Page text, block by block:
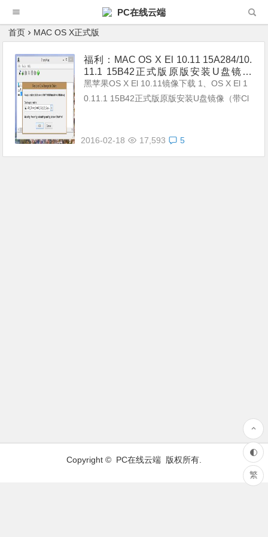
PC在线云端
首页 MAC OS X正式版
福利：MAC OS X El 10.11 15A284/10.
11.1 15B42正式版原版安装U盘镜像
（带Clover引导）
黑苹果OS X El 10.11镜像下载 1、OS X El 1
0.11.1 15B42正式版原版安装U盘镜像（带Cl
2016-02-18
17,593 5
Copyright © PC在线云端 版权所有.
繁